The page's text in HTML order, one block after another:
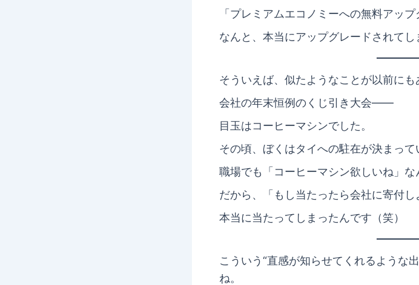
「プレミアムエコノミーへの無料アップ
なんと、本当にアップグレードされてし
そういえば、似たようなことが以前にも
会社の年末恒例のくじ引き大会――
目玉はコーヒーマシンでした。
その頃、ぼくはタイへの駐在が決まって
職場でも「コーヒーマシン欲しいね」な
だから、「もし当たったら会社に寄付
本当に当たってしまったんです（笑）
こういう“直感が知らせてくれるような
ね。